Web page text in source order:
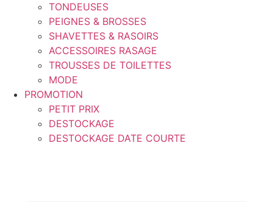
TONDEUSES
PEIGNES & BROSSES
SHAVETTES & RASOIRS
ACCESSOIRES RASAGE
TROUSSES DE TOILETTES
MODE
PROMOTION
PETIT PRIX
DESTOCKAGE
DESTOCKAGE DATE COURTE